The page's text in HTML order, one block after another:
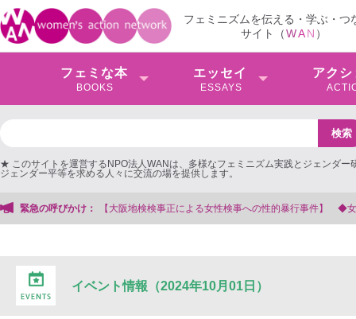
フェミニズムを伝える・学ぶ・つ
サイト（WAN ）
フェミな本
BOOKS
エッセイ
ESSAYS
アクシ
★ このサイトを運営するNPO法人WANは、多様なフェミニズム実践とジェンダー
ジェンダー平等を求める人々に交流の場を提供します。
緊急の呼びかけ：
検事正による女性検事への性的暴行事件】 ◆女性検事を支援する会事務局
イベント情報（2024年10月01日）